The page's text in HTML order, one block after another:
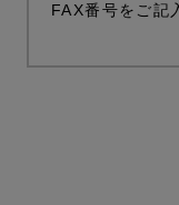
FAX番号をご記